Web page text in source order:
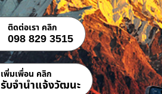
ติดต่อเรา คลิก
098 829 3515
เพิ่มเพื่อน คลิก
รับจํานําแจ้งวัฒนะ